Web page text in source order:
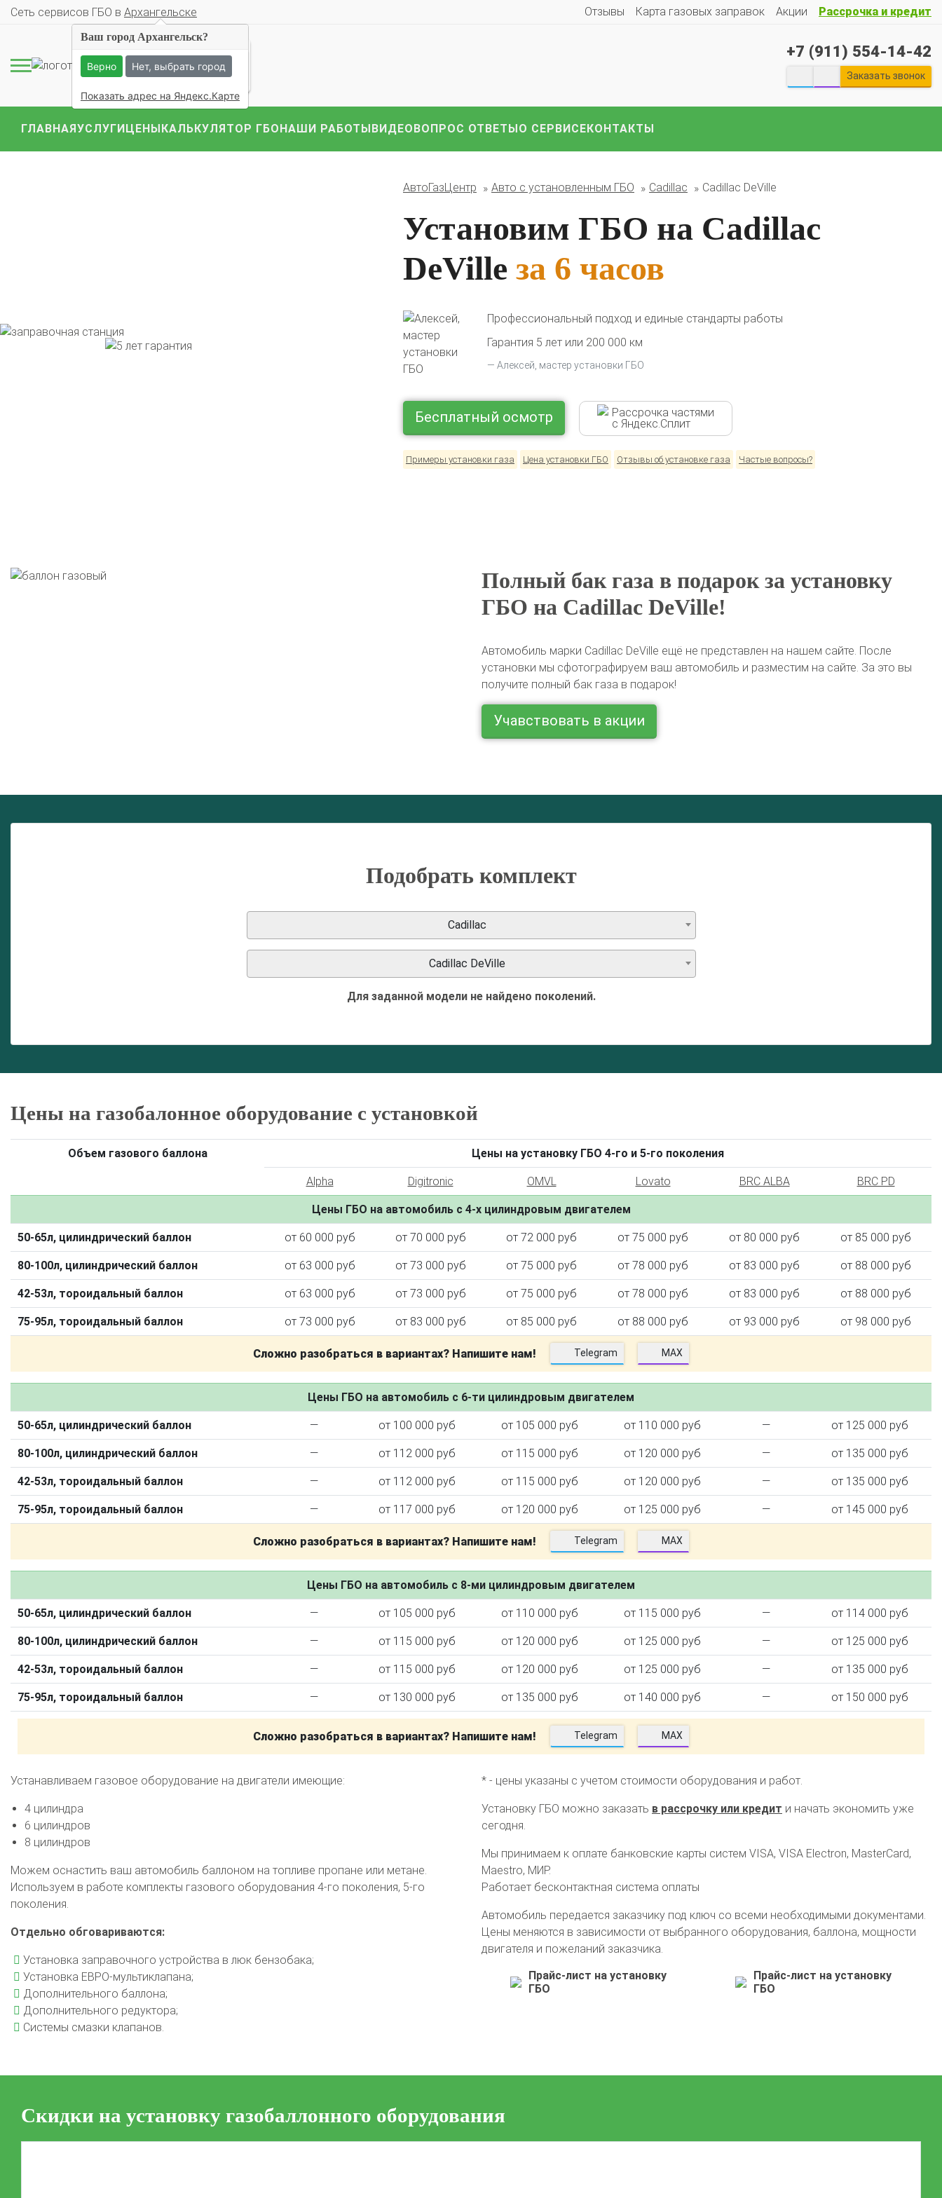
Cеть сервисов ГБО в Архангельске Отзывы Карта газовых заправок Акции Рассрочка и кредит
Skoda Toyota Volkswagen
О автосервисе
Отзывы клиентов
Установка ГБО за 6 часов
2-го поколения 4-го поколения
5-го поколения
BRC
OMVL LOVATO KME Digitronic
Калькулятор выгоды ГБО Калькулятор топлива
Техобслуживание ГБО
Полная диагностика ГБО
Чистка и регулировка форсунок
Замена датчика давления
Регистрация ГБО в ГИБДД
другие авто..
+7 (911) 554-14-42
Заказать звонок
ГЛАВНАЯУСЛУГИЦЕНЫКАЛЬКУЛЯТОР ГБОНАШИ РАБОТЫВИДЕОВОПРОС ОТВЕТЫО СЕРВИСЕКОНТАКТЫ
АвтоГазЦентр Авто с установленным ГБО Cadillac Cadillac DeVille
Установим ГБО на Cadillac
DeVille за 6 часов
Профессиональный подход и единые стандарты работы
Гарантия 5 лет или 200 000 км
Алексей, мастер установки ГБО
Бесплатный осмотр
Рассрочка частями
с Яндекс.Сплит
Примеры установки газа Цена установки ГБО Отзывы об установке газа Частые вопросы?
Полный бак газа в подарок за установку
ГБО на Cadillac DeVille!
Автомобиль марки Cadillac DeVille ещё не представлен на нашем сайте. После
установки мы сфотографируем ваш автомобиль и разместим на сайте. За это вы
получите полный бак газа в подарок!
Учавствовать в акции
Подобрать комплект
Cadillac
Cadillac DeVille
Для заданной модели не найдено поколений.
Цены на газобалонное оборудование с установкой
Объем газового баллона Цены на установку ГБО 4-го и 5-го поколения
Alpha Digitronic OMVL Lovato BRC ALBA BRC PD
Цены ГБО на автомобиль с 4-х цилиндровым двигателем
50-65л, цилиндрический баллон от 60 000 руб от 70 000 руб от 72 000 руб от 75 000 руб от 80 000 руб от 85 000 руб
80-100л, цилиндрический баллон от 63 000 руб от 73 000 руб от 75 000 руб от 78 000 руб от 83 000 руб от 88 000 руб
42-53л, тороидальный баллон от 63 000 руб от 73 000 руб от 75 000 руб от 78 000 руб от 83 000 руб от 88 000 руб
75-95л, тороидальный баллон от 73 000 руб от 83 000 руб от 85 000 руб от 88 000 руб от 93 000 руб от 98 000 руб
Сложно разобраться в вариантах? Напишите нам! Telegram MAX
Цены ГБО на автомобиль с 6-ти цилиндровым двигателем
50-65л, цилиндрический баллон — от 100 000 руб от 105 000 руб от 110 000 руб — от 125 000 руб
80-100л, цилиндрический баллон — от 112 000 руб от 115 000 руб от 120 000 руб — от 135 000 руб
42-53л, тороидальный баллон — от 112 000 руб от 115 000 руб от 120 000 руб — от 135 000 руб
75-95л, тороидальный баллон — от 117 000 руб от 120 000 руб от 125 000 руб — от 145 000 руб
Сложно разобраться в вариантах? Напишите нам! Telegram MAX
Цены ГБО на автомобиль с 8-ми цилиндровым двигателем
50-65л, цилиндрический баллон — от 105 000 руб от 110 000 руб от 115 000 руб — от 114 000 руб
80-100л, цилиндрический баллон — от 115 000 руб от 120 000 руб от 125 000 руб — от 125 000 руб
42-53л, тороидальный баллон — от 115 000 руб от 120 000 руб от 125 000 руб — от 135 000 руб
75-95л, тороидальный баллон — от 130 000 руб от 135 000 руб от 140 000 руб — от 150 000 руб
Сложно разобраться в вариантах? Напишите нам! Telegram MAX
Устанавливаем газовое оборудование на двигатели имеющие:
4 цилиндра
6 цилиндров
8 цилиндров
Можем оснастить ваш автомобиль баллоном на топливе пропане или метане.
Используем в работе комплекты газового оборудования 4-го поколения, 5-го
поколения.
Отдельно обговариваются:
Установка заправочного устройства в люк бензобака;
Установка ЕВРО-мультиклапана;
Дополнительного баллона;
Дополнительного редуктора;
Системы смазки клапанов.
* - цены указаны с учетом стоимости оборудования и работ.
Установку ГБО можно заказать в рассрочку или кредит и начать экономить уже
сегодня.
Мы принимаем к оплате банковские карты систем VISA, VISA Electron, MasterCard,
Maestro, МИР.
Работает бесконтактная система оплаты
Автомобиль передается заказчику под ключ со всеми необходимыми документами.
Цены меняются в зависимости от выбранного оборудования, баллона, мощности
двигателя и пожеланий заказчика.
Прайс-лист на установку
ГБО
Прайс-лист на установку
ГБО
Скидки на установку газобаллонного оборудования
Ваш город Архангельск?
Верно Нет, выбрать город
Показать адрес на Яндекс.Карте